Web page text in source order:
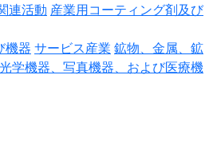
連活動 産業用コーティング剤及び
機器 サービス産業 鉱物、金属、鉱
光学機器、写真機器、および医療機